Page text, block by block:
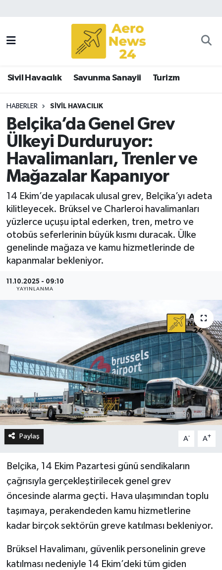
Sivil Havacılık Savunma Sanayii Turizm
HABERLER SIVIL HAVACILIK
Belçika’da Genel Grev
Ülkeyi Durduruyor:
Havalimanları, Trenler ve
Mağazalar Kapanıyor
14 Ekim’de yapılacak ulusal grev, Belçika’yı adeta
kilitleyecek. Brüksel ve Charleroi havalimanları
yüzlerce uçuşu iptal ederken, tren, metro ve
otobüs seferlerinin büyük kısmı duracak. Ülke
genelinde mağaza ve kamu hizmetlerinde de
kapanmalar bekleniyor.
11.10.2025 - 09:10
YAYINLANMA
Paylaş A- A+
Belçika, 14 Ekim Pazartesi günü sendikaların
çağrısıyla gerçekleştirilecek genel grev
öncesinde alarma geçti. Hava ulaşımından toplu
taşımaya, perakendeden kamu hizmetlerine
kadar birçok sektörün greve katılması bekleniyor.
Brüksel Havalimanı, güvenlik personelinin greve
katılması nedeniyle 14 Ekim’deki tüm giden